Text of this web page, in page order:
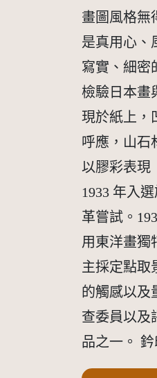
畫圖風格無
是真用心、
寫實、細密
檢驗日本畫
現於紙上，
呼應，山石
以膠彩表現
1933 年入
革嘗試。
用東洋畫獨
主採定點取
的觸感以及
查委員以及
品之一。